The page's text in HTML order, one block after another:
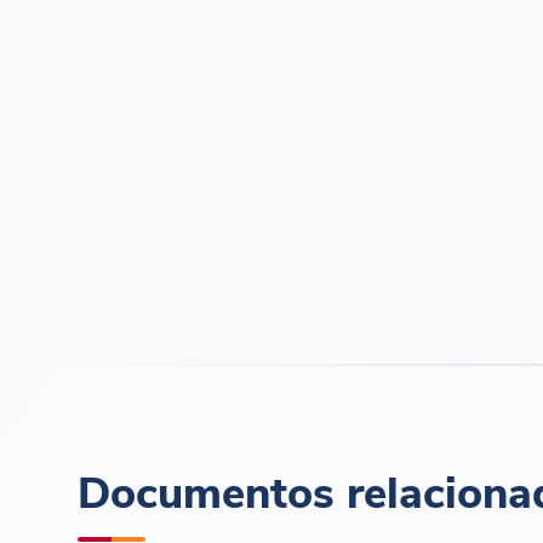
Documentos